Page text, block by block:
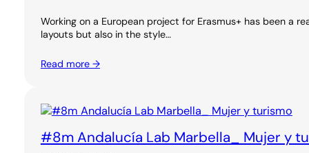
Working on a European project for Erasmus+ has been a
layouts but also in the style…
Read more →
#8m Andalucía Lab Marbella_ Mujer y